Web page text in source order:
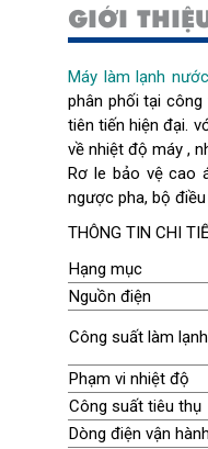
GIỚI
Máy làm lạnh nước
phân phối tại
tiên tiến hiện đại.
về nhiệt độ máy ,
Rơ le bảo vệ cao
ngược pha, bộ
THÔNG TIN CHI
Hạng mục
Nguồn điện
Công suất làm lạnh
Phạm vi nhiệt độ
Công suất tiêu thụ
Dòng điện vận